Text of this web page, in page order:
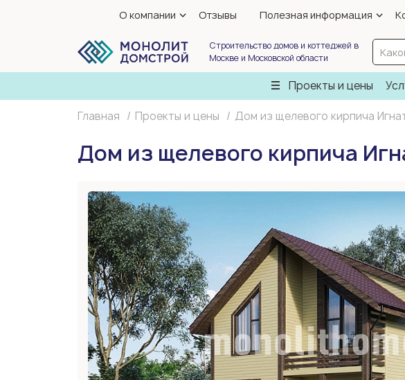
О компании Отзывы Полезная информация
Строительство домов и коттеджей в
Москве и Московской области
Проекты и цены
Главная Проекты и цены Дом из щелевого кирпича
Дом из щелевого кирпича